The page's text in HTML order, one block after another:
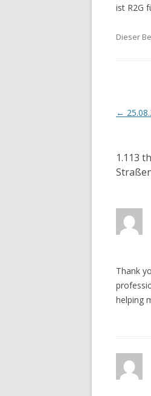
ist R2G
Dieser
Artikel-
←
1.113
Thank
helping